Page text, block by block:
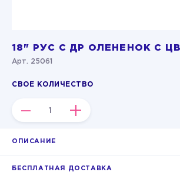
18" РУС С ДР ОЛЕНЕНОК С
Арт. 25061
СВОЕ КОЛИЧЕСТВО
– +
ОПИСАНИЕ
БЕСПЛАТНАЯ ДОСТАВКА